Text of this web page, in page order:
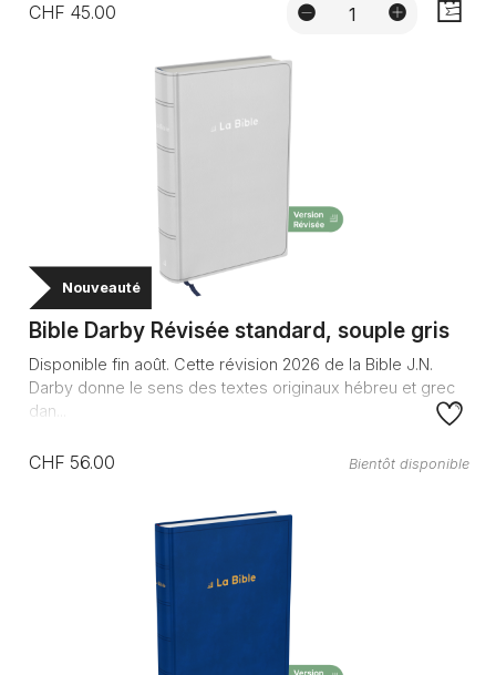
CHF 45.00
Nouveauté
Bible Darby Révisée standard, souple gris
Disponible fin août. Cette révision 2026 de la Bible J.N.
Darby donne le sens des textes originaux hébreu et grec
dan...
CHF 56.00 Bientôt disponible